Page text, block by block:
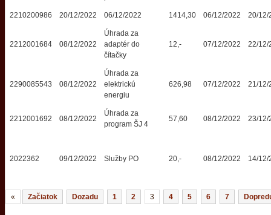
2210200986 20/12/2022 06/12/2022 1414,30 06/12/2022 20/12/
2212001684 08/12/2022
Úhrada za
adaptér do
čítačky
12,- 07/12/2022 22/12/
2290085543 08/12/2022
Úhrada za
elektrickú
energiu
626,98 07/12/2022 21/12/
2212001692 08/12/2022
Úhrada za
program ŠJ 4
57,60 08/12/2022 23/12/
2022362 09/12/2022 Služby PO 20,- 08/12/2022 14/12/
« Začiatok Dozadu 1 2 3 4 5 6 7